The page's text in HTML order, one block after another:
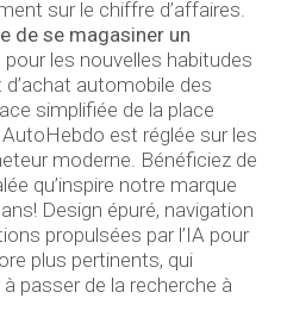
sur le chiffre d’affaires.
de se magasiner un
pour les nouvelles habitudes
automobile des
simplifiée de la place
AutoHebdo est réglée sur les
moderne. Bénéficiez de
qu’inspire notre marque
Design épuré, navigation
propulsées par l’IA pour
plus pertinents, qui
passer de la recherche à